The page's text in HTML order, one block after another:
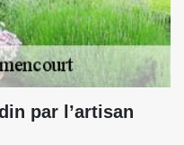
par l’artisan